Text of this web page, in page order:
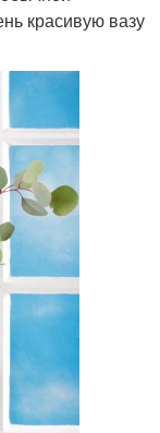
красивую вазу